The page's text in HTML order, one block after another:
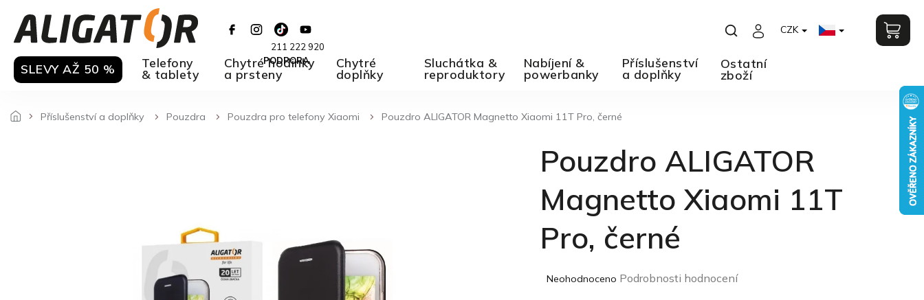
obsah
211 222 920
PODPORA
CZK
SLEVY AŽ 50 % Telefony
& tablety
Chytré hodinky
a prsteny
Chytré
doplňky
Sluchátka &
reproduktory
Nabíjení &
powerbanky
Příslušenství
a doplňky
Ostatní
zboží
Příslušenství a doplňky Pouzdra Pouzdra pro telefony Xiaomi Pouzdro ALIGATOR Magnetto Xiaomi 11T Pro, černé
Pouzdro ALIGATOR
Magnetto Xiaomi 11T
Pro, černé
Průměrné
Neohodnoceno Podrobnosti hodnocení